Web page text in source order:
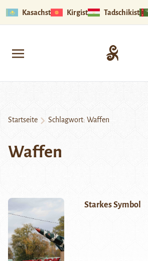
Kasachstan Kirgistan Tadschikistan
Startseite Schlagwort: Waffen
Waffen
Starkes Symbol